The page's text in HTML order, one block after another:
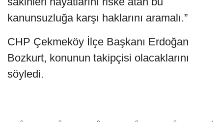
kanunsuzluğa karşı haklarını aramalı.”
CHP Çekmeköy İlçe Başkanı Erdoğan
Bozkurt, konunun takipçisi olacaklarını
söyledi.